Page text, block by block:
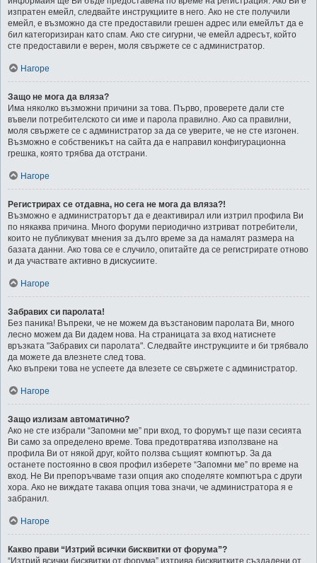
изпратен емейл, следвайте инструкциите в него. Ако не сте получили
емейл, е възможно да сте предоставили грешен адрес или емейлът да е
бил категоризиран като спам. Ако сте сигурни, че емейл адресът, който
сте предоставили е верен, моля свържете се с администратор.
Нагоре
Защо не мога да вляза?
Има няколко възможни причини за това. Първо, проверете дали сте
въвели потребителското си име и парола правилно. Ако са правилни,
моля свържете се с администратор за да се уверите, че не сте изгонен.
Възможно е собственикът на сайта да е направил конфигурационна
грешка, която трябва да отстрани.
Нагоре
Регистрирах се отдавна, но сега не мога да вляза?!
Възможно е администраторът да е деактивирал или изтрил профила Ви
по някаква причина. Много форуми периодично изтриват потребители,
които не публикуват мнения за дълго време за да намалят размера на
базата данни. Ако това се е случило, опитайте да се регистрирате отново
и да участвате активно в дискусиите.
Нагоре
Забравих си паролата!
Без паника! Въпреки, че не можем да възстановим паролата Ви, много
лесно можем да Ви дадем нова. На страницата за вход натиснете
връзката "Забравих си паролата". Следвайте инструкциите и би трябвало
да можете да влезнете след това.
Ако въпреки това не успеете да влезете се свържете с администратор.
Нагоре
Защо излизам автоматично?
Ако не сте избрали “Запомни ме” при вход, то форумът ще пази сесията
Ви само за определено време. Това предотвратява използване на
профила Ви от някой друг, който ползва същият компютър. За да
останете постоянно в своя профил изберете “Запомни ме” по време на
вход. Не Ви препоръчваме тази опция ако споделяте компютъра с други
хора. Ако не виждате такава опция това значи, че администратора я е
забранил.
Нагоре
Какво прави “Изтрий всички бисквитки от форума”?
“Изтрий всички бисквитки от форума” изтрива бисквитките създадени от